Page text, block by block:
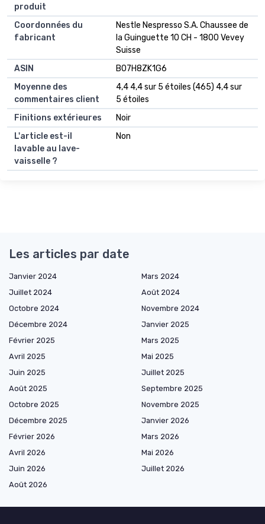
produit
Coordonnées du
fabricant
Nestle Nespresso S.A. Chaussee de
la Guinguette 10 CH - 1800 Vevey
Suisse
ASIN
B07H8ZK1G6
Moyenne des
commentaires client
4,4 4,4 sur 5 étoiles (465) 4,4 sur
5 étoiles
Finitions extérieures
Noir
L'article est-il
lavable au lave-
vaisselle ?
Non
Les articles par date
Janvier 2024
Mars 2024
Juillet 2024
Août 2024
Octobre 2024
Novembre 2024
Décembre 2024
Janvier 2025
Février 2025
Mars 2025
Avril 2025
Mai 2025
Juin 2025
Juillet 2025
Août 2025
Septembre 2025
Octobre 2025
Novembre 2025
Décembre 2025
Janvier 2026
Février 2026
Mars 2026
Avril 2026
Mai 2026
Juin 2026
Juillet 2026
Août 2026